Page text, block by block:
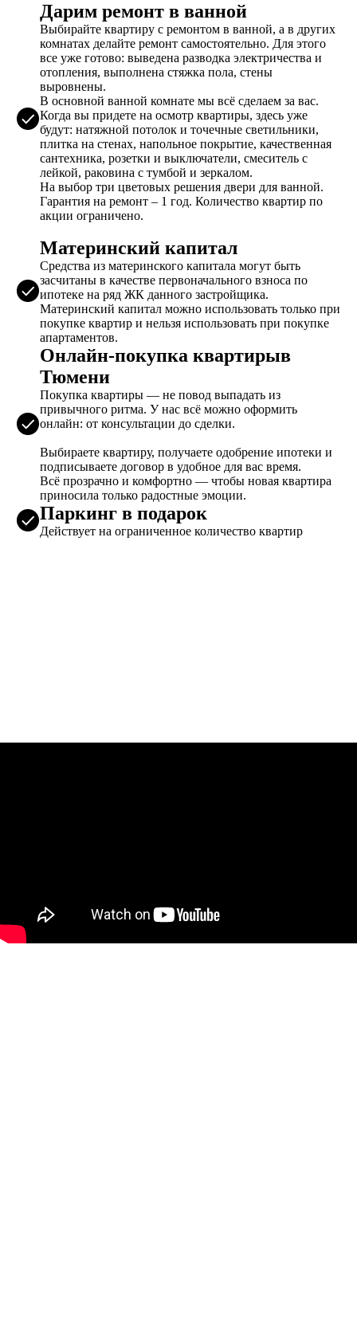
Дарим ремонт в ванной
Выбирайте квартиру с ремонтом в ванной, а в других
комнатах делайте ремонт самостоятельно. Для этого
все уже готово: выведена разводка электричества и
отопления, выполнена стяжка пола, стены
выровнены.
В основной ванной комнате мы всё сделаем за вас.
Когда вы придете на осмотр квартиры, здесь уже
будут: натяжной потолок и точечные светильники,
плитка на стенах, напольное покрытие, качественная
сантехника, розетки и выключатели, смеситель с
лейкой, раковина с тумбой и зеркалом.
На выбор три цветовых решения двери для ванной.
Гарантия на ремонт – 1 год. Количество квартир по
акции ограничено.
Материнский капитал
Средства из материнского капитала могут быть
засчитаны в качестве первоначального взноса по
ипотеке на ряд ЖК данного застройщика.
Материнский капитал можно использовать только при
покупке квартир и нельзя использовать при покупке
апартаментов.
Онлайн-покупка квартирыв
Тюмени
Покупка квартиры — не повод выпадать из
привычного ритма. У нас всё можно оформить
онлайн: от консультации до сделки.
Выбираете квартиру, получаете одобрение ипотеки и
подписываете договор в удобное для вас время.
Всё прозрачно и комфортно — чтобы новая квартира
приносила только радостные эмоции.
Паркинг в подарок
Действует на ограниченное количество квартир